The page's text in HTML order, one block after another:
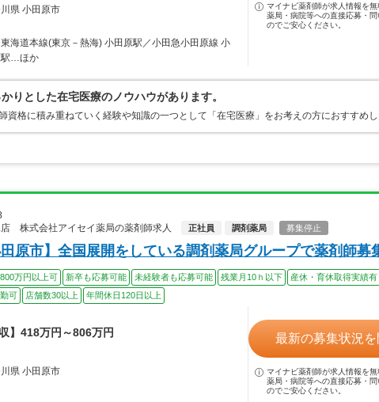
県 小田原市
東海道本線(東京－熱海) 小田原駅／小田急小田原線 小
駅…ほか
マイナビ薬剤師が求人情報を無
薬局・病院等への直接応募・
のでご安心ください。
かりとした在宅医療のノウハウがあります。
資格に積み重ねていく経験や知識の一つとして「在宅医療」をお考えの方におすすめし
株式会社アイセイ薬局の薬剤師求人
正社員 調剤薬局 募集停止
田原市】全国展開をしている調剤薬局グループで薬剤師募
万円以上可 新卒も応募可能 未経験者も応募可能 残業月10ｈ以下 産休・育休取得実績有
可
店舗数30以上 年間休日120日以上
収】418万円～806万円
県 小田原市
最新の募集状況
マイナビ薬剤師が求人情報を無
薬局・病院等への直接応募・
のでご安心ください。